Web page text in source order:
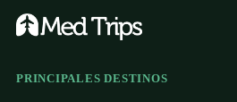
PRINCIPALES DESTINOS